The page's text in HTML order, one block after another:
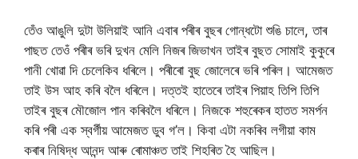
তেঁও আঙুলি দুটা উলিয়াই আনি এবাৰ পৰীৰ বুছৰ গোন্ধটো শুঙি চালে, তাৰ
পাছত তেওঁ পৰীৰ ভৰি দুখন মেলি নিজৰ জিভাখন তাইৰ বুছত সোমাই কুকুৰে
পানী খোৱা দি চেলেকিব ধৰিলে। পৰীৰো বুছ জোলেৰে ভৰি পৰিল। আমেজত
তাই উস আহ কৰি বলৈ ধৰিলে। দত্তই হাতেৰে তাইৰ পিয়াহ তিপি তিপি
তাইৰ বুছৰ মৌজোল পান কৰিবলৈ ধৰিলে। নিজকে শহুৰেকৰ হাতত সমৰ্পন
কৰি পৰী এক স্বর্গীয় আমেজত ডুব গ’ল। কিবা এটা নকৰিব লগীয়া কাম
কৰাৰ নিষিদ্ধ আনন্দ আৰু ৰোমাঞ্চত তাই শিহৰিত হৈ আছিল।